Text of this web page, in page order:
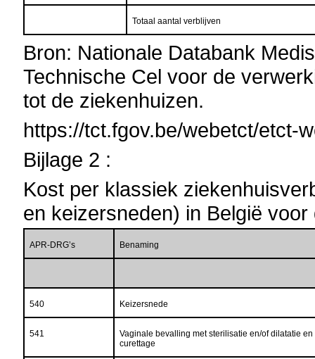
Totaal aantal verblijven
Bron: Nationale Databank
Technische Cel voor de
tot de ziekenhuizen.
https://tct.fgov.be/webetct/etct-
Bijlage 2 :
Kost per klassiek
en keizersneden) in België
APR-DRG’s Benaming
540 Keizersnede
541
Vaginale bevalling met sterilisatie en/of dilatatie en
curettage